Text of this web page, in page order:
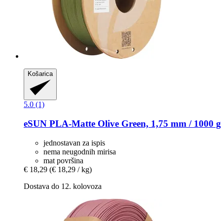
Košarica
5.0 (1)
eSUN PLA-​Matte Olive Green, 1,75 mm / 1000 g
jednostavan za ispis
nema neugodnih mirisa
mat površina
€ 18,29 (€ 18,29 / kg)
Dostava do 12. kolovoza